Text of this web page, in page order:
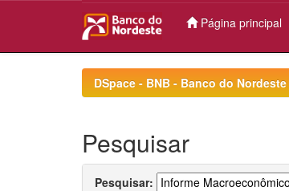
Página principal
DSpace - BNB - Banco do
Pesquisar
Pesquisar: